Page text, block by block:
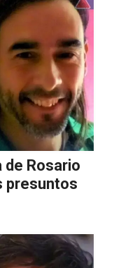
de Rosario
presuntos